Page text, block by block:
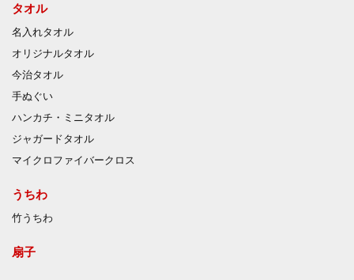
タオル
名入れタオル
オリジナルタオル
今治タオル
手ぬぐい
ハンカチ・ミニタオル
ジャガードタオル
マイクロファイバークロス
うちわ
竹うちわ
扇子